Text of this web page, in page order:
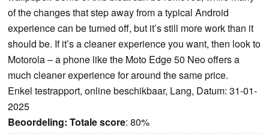
of the changes that step away from a typical Android
experience can be turned off, but it’s still more work than it
should be. If it’s a cleaner experience you want, then look to
Motorola – a phone like the Moto Edge 50 Neo offers a
much cleaner experience for around the same price.
Enkel testrapport, online beschikbaar, Lang, Datum: 31-01-
2025
Beoordeling: Totale score: 80%